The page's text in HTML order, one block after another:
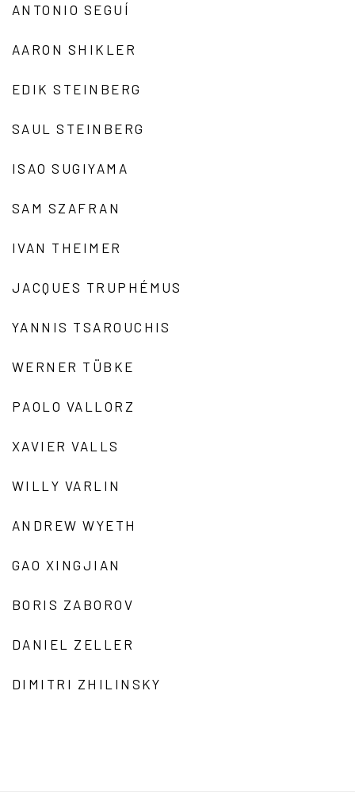
ANTONIO SEGUÍ
AARON SHIKLER
EDIK STEINBERG
SAUL STEINBERG
ISAO SUGIYAMA
SAM SZAFRAN
IVAN THEIMER
JACQUES TRUPHÉMUS
YANNIS TSAROUCHIS
WERNER TÜBKE
PAOLO VALLORZ
XAVIER VALLS
WILLY VARLIN
ANDREW WYETH
GAO XINGJIAN
BORIS ZABOROV
DANIEL ZELLER
DIMITRI ZHILINSKY